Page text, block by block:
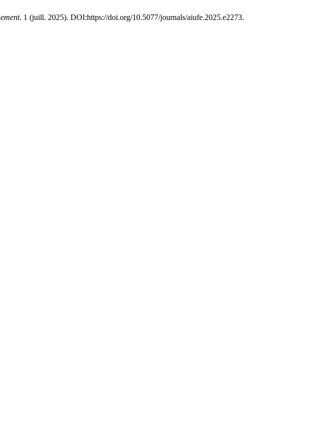
. 1 (juill. 2025). DOI:https://doi.org/10.5077/journals/aiufe.2025.e2273.